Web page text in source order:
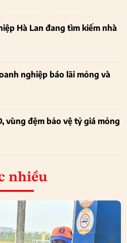
Hà Lan đang tìm kiếm nhà
nghiệp báo lãi mỏng và
vùng đệm bảo vệ tỷ giá mỏng
nhiều